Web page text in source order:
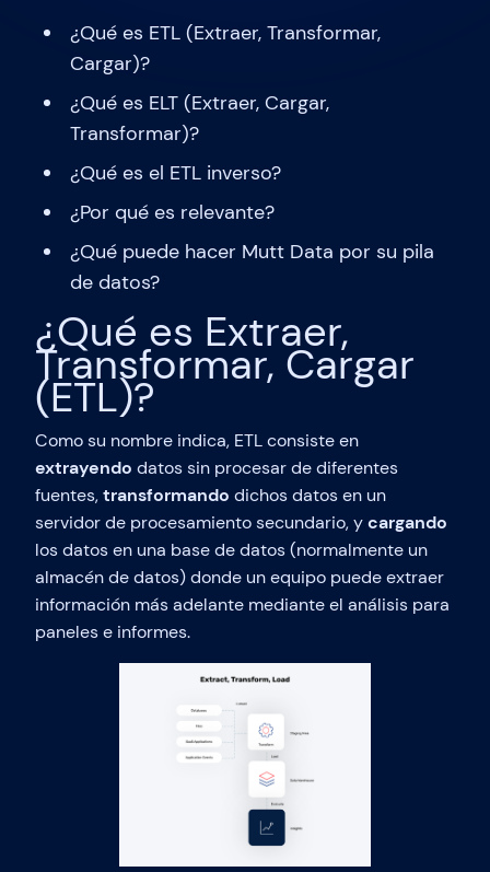
¿Qué es ETL (Extraer, Transformar,
Cargar)?
¿Qué es ELT (Extraer, Cargar,
Transformar)?
¿Qué es el ETL inverso?
¿Por qué es relevante?
¿Qué puede hacer Mutt Data por su pila
de datos?
¿Qué es Extraer,
Transformar, Cargar
(ETL)?
Como su nombre indica, ETL consiste en
extrayendo datos sin procesar de diferentes
fuentes,transformando dichos datos en un
servidor de procesamiento secundario, ycargando
los datos en una base de datos (normalmente un
almacén de datos) donde un equipo puede extraer
información más adelante mediante el análisis para
paneles e informes.